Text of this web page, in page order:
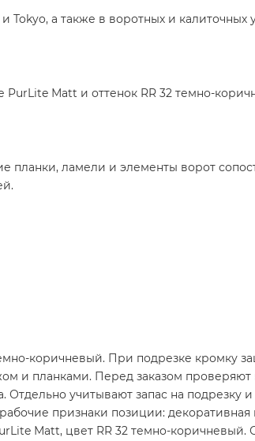
а также в воротных и калиточных
Мatt и оттенок RR 32 темно-
ламели и элементы ворот
коричневый. При подрезке кромку
и планками. Перед заказом
Отдельно учитывают запас на
признаки позиции: декоративная
Мatt, цвет RR 32 темно-коричневый.